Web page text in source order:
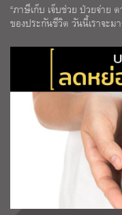
“ภาษีเก็บ เจ็บช่วย ป่วยจ่าย
ของประกันชีวิต วันนี้เราจะม